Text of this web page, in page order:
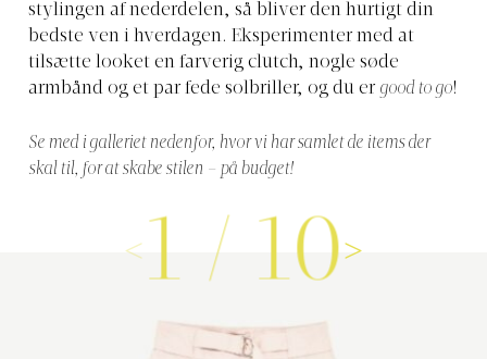
stylingen af nederdelen, så bliver den hurtigt din
bedste ven i hverdagen. Eksperimenter med at
tilsætte looket en farverig clutch, nogle søde
armbånd og et par fede solbriller, og du er good to go!
Se med i galleriet nedenfor, hvor vi har samlet de items der
skal til, for at skabe stilen – på budget!
1 / 10